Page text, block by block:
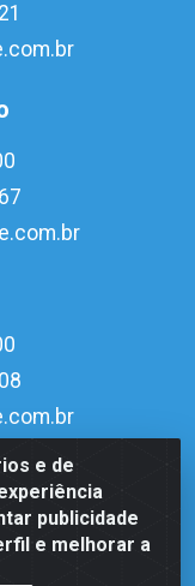
e de
publicidade
e melhorar a
Câmara, 1815 -
600 - CNPJ